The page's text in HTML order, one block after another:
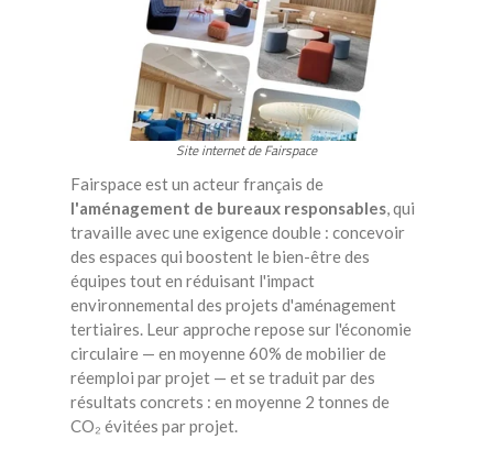
Site internet de Fairspace
Fairspace est un acteur français de
l'aménagement de bureaux responsables, qui
travaille avec une exigence double : concevoir
des espaces qui boostent le bien-être des
équipes tout en réduisant l'impact
environnemental des projets d'aménagement
tertiaires. Leur approche repose sur l'économie
circulaire — en moyenne 60% de mobilier de
réemploi par projet — et se traduit par des
résultats concrets : en moyenne 2 tonnes de
CO₂ évitées par projet.